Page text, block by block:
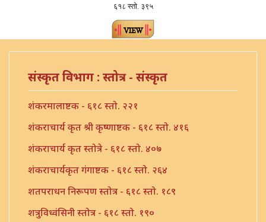
६१८ स्तो. ३९५
संस्कृत विभाग : स्तोत्र - संस्कृत
शंकरमालाष्टक - ६१८ स्तो. २२१
शंकराचार्य कृत श्री कृष्णाष्टक - ६१८ स्तो. ४१६
शंकराचार्य कृत स्तोत्रे - ६१८ स्तो. ४०७
शंकराचार्यकृत गंगाष्टक - ६१८ स्तो. २६४
शतपराधन निरूपण स्तोत्र - ६१८ स्तो. १८९
शत्रुविध्वंसिनी स्तोत्र - ६१८ स्तो. १९०